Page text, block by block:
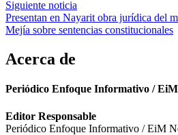
entradas
Siguiente noticia
Presentan en Nayarit obra jurídica del
Mejía sobre sentencias constitucionales
Acerca de
Periódico Enfoque Informativo /
Editor Responsable
Periódico Enfoque Informativo / EiM